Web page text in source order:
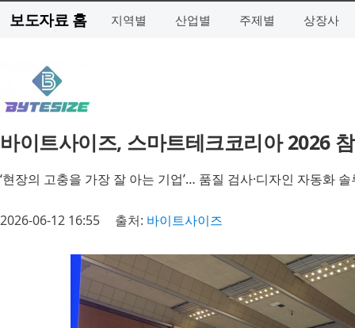
보도자료 홈 지역별 산업별 주제별 상장사
바이트사이즈, 스마트테크코리아 2026
‘현장의 고충을 가장 잘 아는 기업’… 품질 검사·디자인 자동화
2026-06-12 16:55 출처: 바이트사이즈